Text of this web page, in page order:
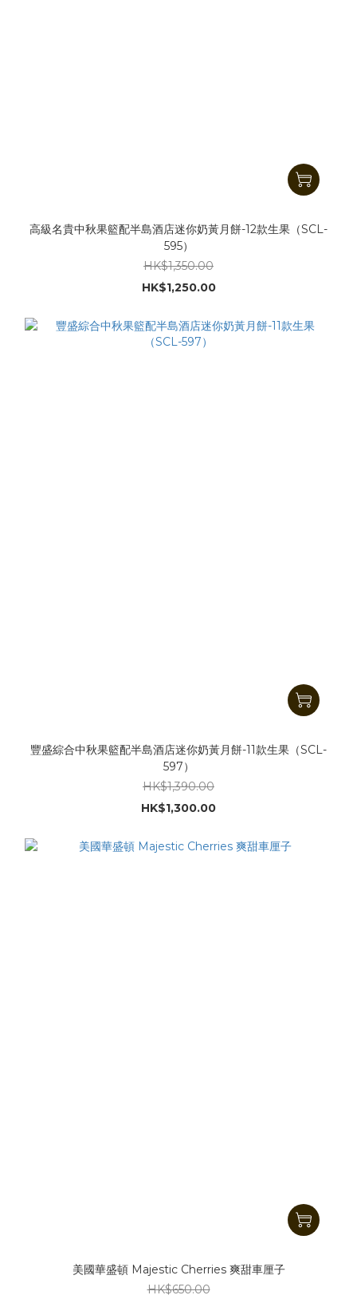
高級名貴中秋果籃配半島酒店迷你奶黃月餅-12款生果（SCL-
595）
HK$1,350.00
HK$1,250.00
豐盛綜合中秋果籃配半島酒店迷你奶黃月餅-11款生果（SCL-
597）
HK$1,390.00
HK$1,300.00
美國華盛頓 Majestic Cherries 爽甜車厘子
HK$650.00